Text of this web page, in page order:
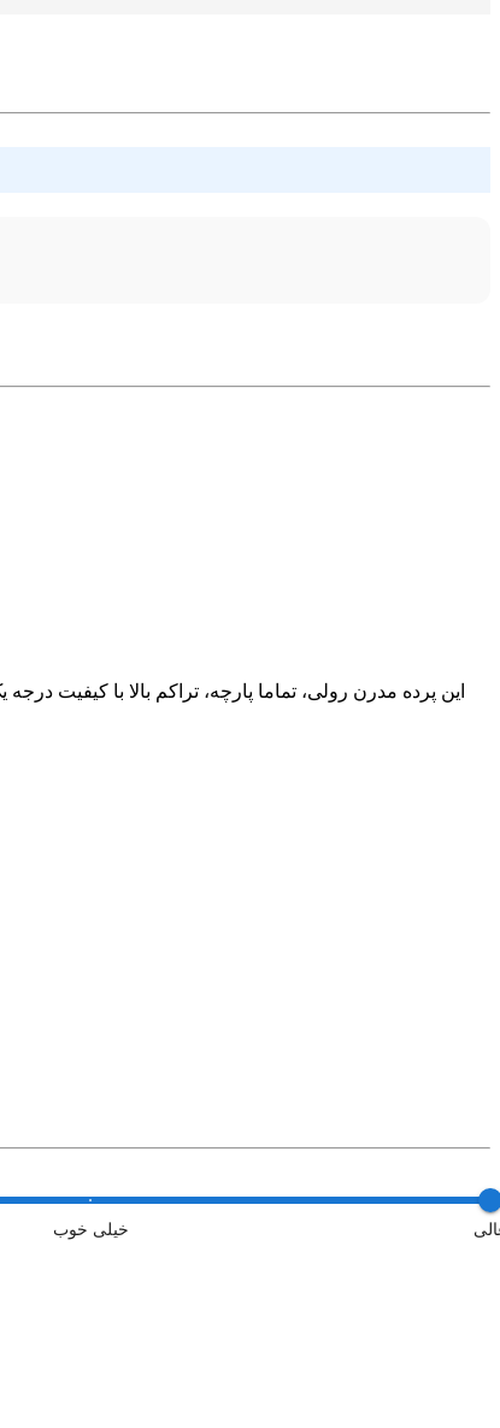
این پرده مدرن رولی، تماما پارچه، تراکم بالا با کیفیت
خیلی خوب